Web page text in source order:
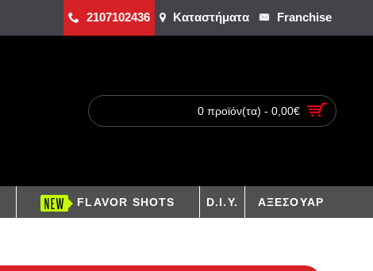
2107102436 Καταστήματα Franchise
0 προϊόν(τα) - 0,00€
FLAVOR SHOTS D.I.Y. ΑΞΕΣΟΥΑΡ